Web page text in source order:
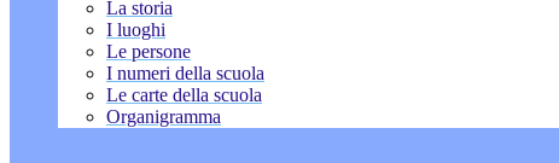
La storia
I luoghi
Le persone
I numeri della scuola
Le carte della scuola
Organigramma